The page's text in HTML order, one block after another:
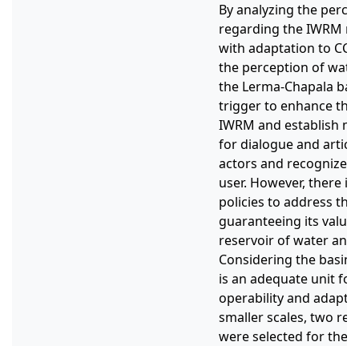
By analyzing the
regarding the IWRM
with adaptation to
the perception of
the Lerma-Chapala
trigger to enhance
IWRM and establish
for dialogue and
actors and recognize
user. However, there
policies to address
guaranteeing its value
reservoir of water and
Considering the basin
is an adequate unit
operability and
smaller scales, two
were selected for the